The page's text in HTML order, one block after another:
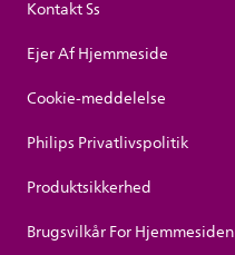
Kontakt Ss
Ejer Af Hjemmeside
Cookie-meddelelse
Philips Privatlivspolitik
Produktsikkerhed
Brugsvilkår For Hjemmesiden